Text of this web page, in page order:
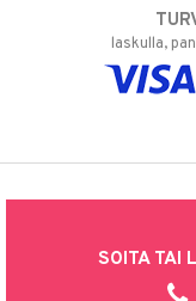
laskulla,
SOITA TAI